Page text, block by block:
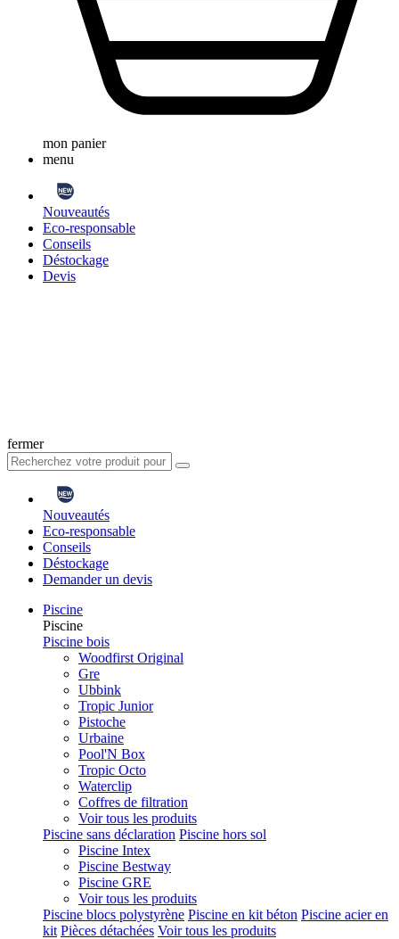
mon panier
menu
Nouveautés
Eco-responsable
Conseils
Déstockage
Devis
fermer
Nouveautés
Eco-responsable
Conseils
Déstockage
Demander un devis
Piscine
Piscine
Piscine bois
Woodfirst Original
Gre
Ubbink
Tropic Junior
Pistoche
Urbaine
Pool'N Box
Tropic Octo
Waterclip
Coffres de filtration
Voir tous les produits
Piscine sans déclaration Piscine hors sol
Piscine Intex
Piscine Bestway
Piscine GRE
Voir tous les produits
Piscine blocs polystyrène Piscine en kit béton Piscine acier en
kit Pièces détachées Voir tous les produits